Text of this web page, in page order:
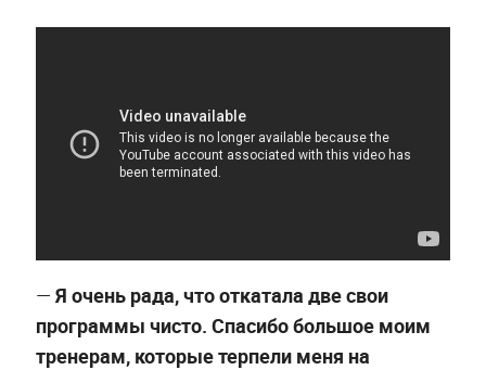
— Я очень рада, что откатала две свои
программы чисто. Спасибо большое моим
тренерам, которые терпели меня на